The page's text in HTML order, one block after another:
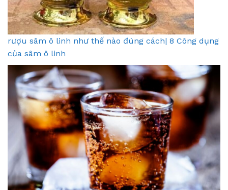
rượu sâm ô linh như thế nào đúng cách| 8 Công dụng
của sâm ô linh